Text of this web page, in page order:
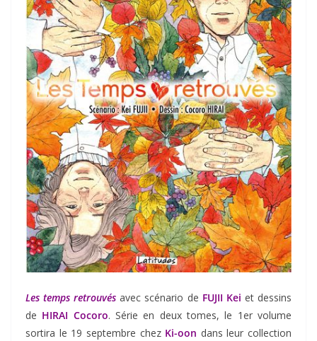
Les temps retrouvés avec scénario de FUJII Kei et dessins
de HIRAI Cocoro. Série en deux tomes, le 1er volume
sortira le 19 septembre chez Ki-oon dans leur collection